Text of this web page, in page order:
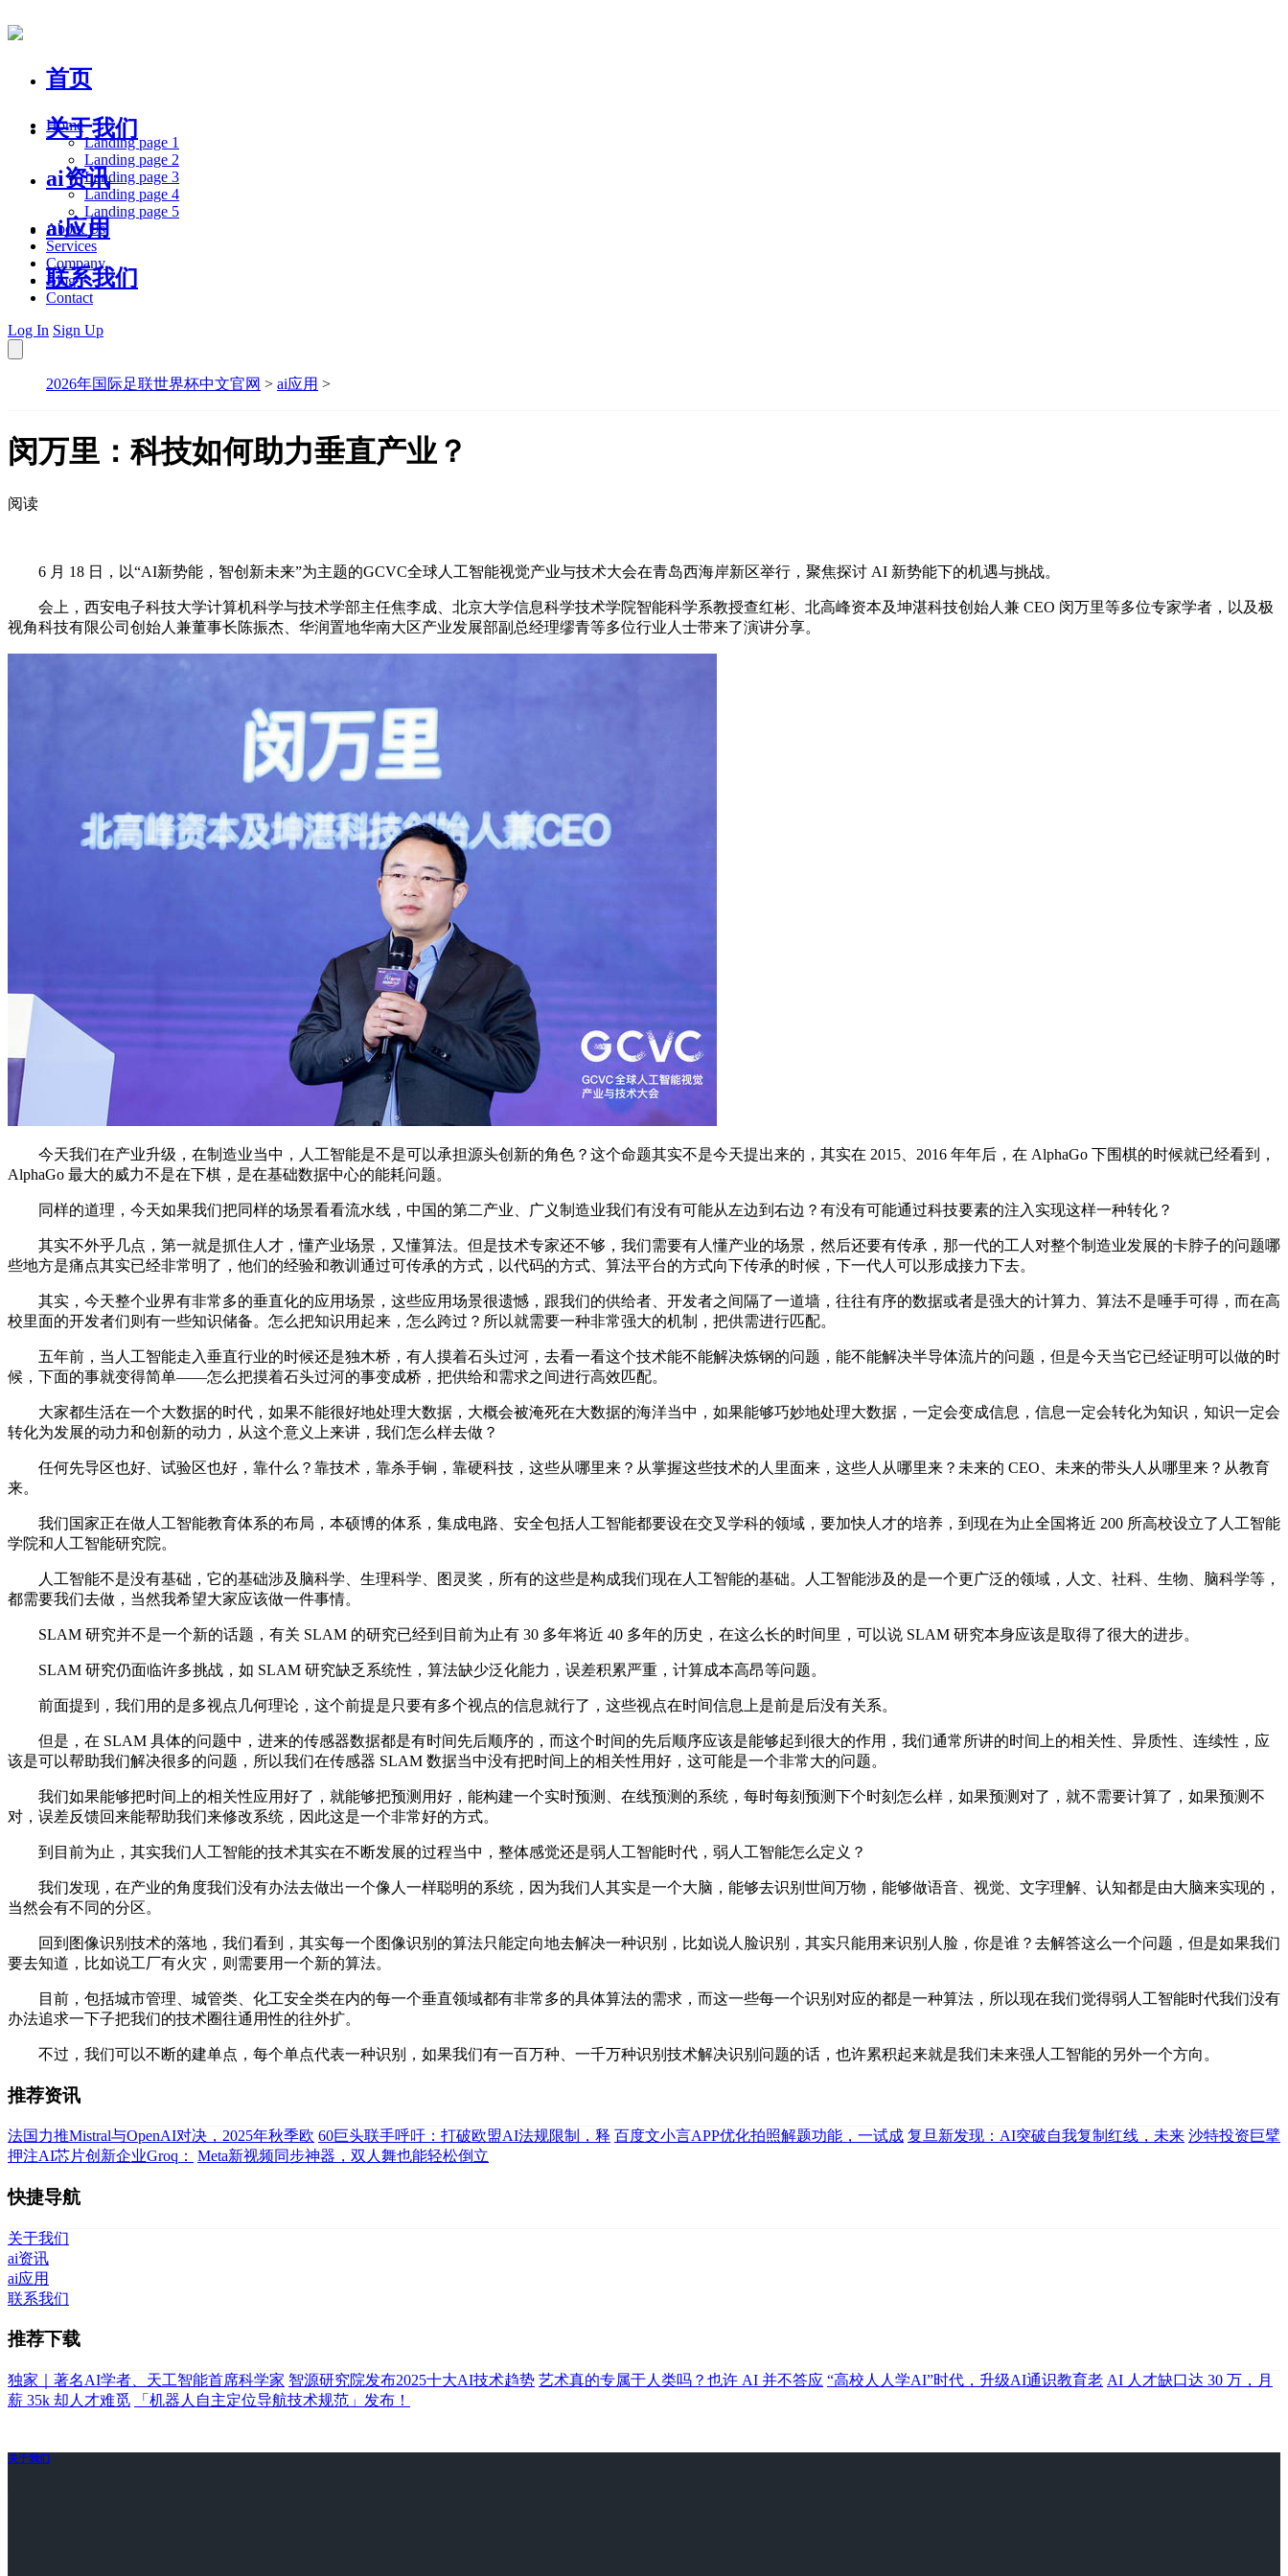
首页
关于我们
ai资讯
ai应用
联系我们
Home
Landing page 1
Landing page 2
Landing page 3
Landing page 4
Landing page 5
About Us
Services
Company
Blog
Contact
Log In Sign Up
2026年国际足联世界杯中文官网 > ai应用 >
闵万里：科技如何助力垂直产业？
阅读
6 月 18 日，以“AI新势能，智创新未来”为主题的GCVC全球人工智能视觉产业与技术大会在青岛西海岸新区举行，聚焦探讨 AI 新势能下的机遇与挑战。
会上，西安电子科技大学计算机科学与技术学部主任焦李成、北京大学信息科学技术学院智能科学系教授查红彬、北高峰资本及坤湛科技创始人兼 CEO 闵万里等多位专家学者，以及极
视角科技有限公司创始人兼董事长陈振杰、华润置地华南大区产业发展部副总经理缪青等多位行业人士带来了演讲分享。
今天我们在产业升级，在制造业当中，人工智能是不是可以承担源头创新的角色？这个命题其实不是今天提出来的，其实在 2015、2016 年年后，在 AlphaGo 下围棋的时候就已经看到，
AlphaGo 最大的威力不是在下棋，是在基础数据中心的能耗问题。
同样的道理，今天如果我们把同样的场景看看流水线，中国的第二产业、广义制造业我们有没有可能从左边到右边？有没有可能通过科技要素的注入实现这样一种转化？
其实不外乎几点，第一就是抓住人才，懂产业场景，又懂算法。但是技术专家还不够，我们需要有人懂产业的场景，然后还要有传承，那一代的工人对整个制造业发展的卡脖子的问题哪
些地方是痛点其实已经非常明了，他们的经验和教训通过可传承的方式，以代码的方式、算法平台的方式向下传承的时候，下一代人可以形成接力下去。
其实，今天整个业界有非常多的垂直化的应用场景，这些应用场景很遗憾，跟我们的供给者、开发者之间隔了一道墙，往往有序的数据或者是强大的计算力、算法不是唾手可得，而在高
校里面的开发者们则有一些知识储备。怎么把知识用起来，怎么跨过？所以就需要一种非常强大的机制，把供需进行匹配。
五年前，当人工智能走入垂直行业的时候还是独木桥，有人摸着石头过河，去看一看这个技术能不能解决炼钢的问题，能不能解决半导体流片的问题，但是今天当它已经证明可以做的时
候，下面的事就变得简单——怎么把摸着石头过河的事变成桥，把供给和需求之间进行高效匹配。
大家都生活在一个大数据的时代，如果不能很好地处理大数据，大概会被淹死在大数据的海洋当中，如果能够巧妙地处理大数据，一定会变成信息，信息一定会转化为知识，知识一定会
转化为发展的动力和创新的动力，从这个意义上来讲，我们怎么样去做？
任何先导区也好、试验区也好，靠什么？靠技术，靠杀手锏，靠硬科技，这些从哪里来？从掌握这些技术的人里面来，这些人从哪里来？未来的 CEO、未来的带头人从哪里来？从教育
来。
我们国家正在做人工智能教育体系的布局，本硕博的体系，集成电路、安全包括人工智能都要设在交叉学科的领域，要加快人才的培养，到现在为止全国将近 200 所高校设立了人工智能
学院和人工智能研究院。
人工智能不是没有基础，它的基础涉及脑科学、生理科学、图灵奖，所有的这些是构成我们现在人工智能的基础。人工智能涉及的是一个更广泛的领域，人文、社科、生物、脑科学等，
都需要我们去做，当然我希望大家应该做一件事情。
SLAM 研究并不是一个新的话题，有关 SLAM 的研究已经到目前为止有 30 多年将近 40 多年的历史，在这么长的时间里，可以说 SLAM 研究本身应该是取得了很大的进步。
SLAM 研究仍面临许多挑战，如 SLAM 研究缺乏系统性，算法缺少泛化能力，误差积累严重，计算成本高昂等问题。
前面提到，我们用的是多视点几何理论，这个前提是只要有多个视点的信息就行了，这些视点在时间信息上是前是后没有关系。
但是，在 SLAM 具体的问题中，进来的传感器数据都是有时间先后顺序的，而这个时间的先后顺序应该是能够起到很大的作用，我们通常所讲的时间上的相关性、异质性、连续性，应
该是可以帮助我们解决很多的问题，所以我们在传感器 SLAM 数据当中没有把时间上的相关性用好，这可能是一个非常大的问题。
我们如果能够把时间上的相关性应用好了，就能够把预测用好，能构建一个实时预测、在线预测的系统，每时每刻预测下个时刻怎么样，如果预测对了，就不需要计算了，如果预测不
对，误差反馈回来能帮助我们来修改系统，因此这是一个非常好的方式。
到目前为止，其实我们人工智能的技术其实在不断发展的过程当中，整体感觉还是弱人工智能时代，弱人工智能怎么定义？
我们发现，在产业的角度我们没有办法去做出一个像人一样聪明的系统，因为我们人其实是一个大脑，能够去识别世间万物，能够做语音、视觉、文字理解、认知都是由大脑来实现的，
当然会有不同的分区。
回到图像识别技术的落地，我们看到，其实每一个图像识别的算法只能定向地去解决一种识别，比如说人脸识别，其实只能用来识别人脸，你是谁？去解答这么一个问题，但是如果我们
要去知道，比如说工厂有火灾，则需要用一个新的算法。
目前，包括城市管理、城管类、化工安全类在内的每一个垂直领域都有非常多的具体算法的需求，而这一些每一个识别对应的都是一种算法，所以现在我们觉得弱人工智能时代我们没有
办法追求一下子把我们的技术圈往通用性的往外扩。
不过，我们可以不断的建单点，每个单点代表一种识别，如果我们有一百万种、一千万种识别技术解决识别问题的话，也许累积起来就是我们未来强人工智能的另外一个方向。
推荐资讯
法国力推Mistral与OpenAI对决，2025年秋季欧 60巨头联手呼吁：打破欧盟AI法规限制，释 百度文小言APP优化拍照解题功能，一试成 复旦新发现：AI突破自我复制红线，未来 沙特投资巨擘
押注AI芯片创新企业Groq：
Meta新视频同步神器，双人舞也能轻松倒立
快捷导航
关于我们
ai资讯
ai应用
联系我们
推荐下载
独家｜著名AI学者、天工智能首席科学家 智源研究院发布2025十大AI技术趋势 艺术真的专属于人类吗？也许 AI 并不答应 “高校人人学AI”时代，升级AI通识教育老 AI 人才缺口达 30 万，月
薪 35k 却人才难觅
「机器人自主定位导航技术规范」发布！
关于我们